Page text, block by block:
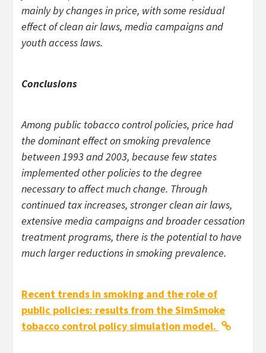
mainly by changes in price, with some residual
effect of clean air laws, media campaigns and
youth access laws.
Conclusions
Among public tobacco control policies, price had
the dominant effect on smoking prevalence
between 1993 and 2003, because few states
implemented other policies to the degree
necessary to affect much change. Through
continued tax increases, stronger clean air laws,
extensive media campaigns and broader cessation
treatment programs, there is the potential to have
much larger reductions in smoking prevalence.
Recent trends in smoking and the role of
public policies: results from the SimSmoke
tobacco control policy simulation model.